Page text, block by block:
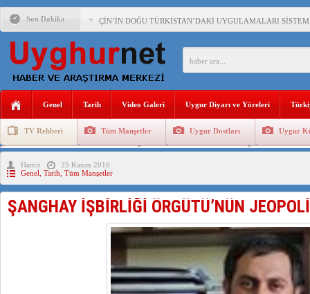
Son Dakika ÇİN’İN DOĞU TÜRKİSTAN’DAKİ UYGULAMALARI
DİYANET AKADEMİSİ BAŞKANI DOÇ.DR.KAAN : DOĞU
ÇİN’İN UYGUR POLİTİKALARINI ÖVEN DİYANET
MHP’DEN URUMÇİ KATLİAMI MESAJİ : 05.07.2009
İŞGALCİ ÇİN’DEN “FETİHLER SULTANI
SAADET PARTİSİ İLÇE BAŞKANI : TEMMUZ AYI,DOĞU
İŞGALCİ ÇİN,DOĞU TÜRKİSTAN’DA EN AZ 143 BİN
Genel Tarih Video Galeri Uygur Diyarı ve Yöreleri
TV Rehberi Tüm Manşetler Uygur Dostları Uygur
Uygurlarda Düğün ve Cenaze
Hamit
25 Kasım 2016
Genel Tarih Tüm Manşetler
ŞANGHAY İŞBİRLİĞİ ÖRGÜTÜ’NÜN